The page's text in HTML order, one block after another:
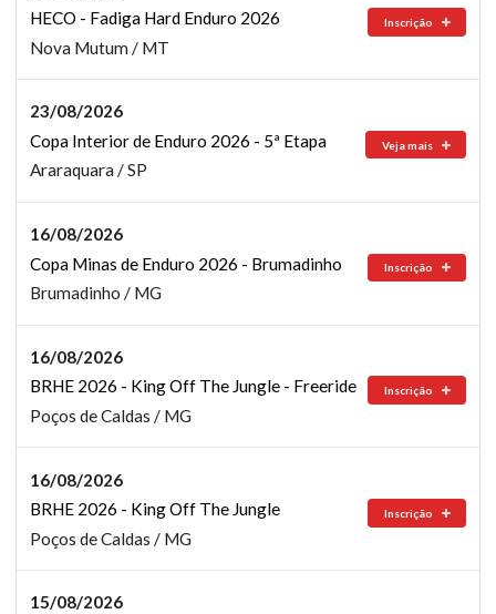
HECO - Fadiga Hard Enduro 2026
Inscrição
Nova Mutum / MT
23/08/2026
Copa Interior de Enduro 2026 - 5ª Etapa
Veja mais
Araraquara / SP
16/08/2026
Copa Minas de Enduro 2026 - Brumadinho
Inscrição
Brumadinho / MG
16/08/2026
BRHE 2026 - King Off The Jungle - Freeride
Inscrição
Poços de Caldas / MG
16/08/2026
BRHE 2026 - King Off The Jungle
Inscrição
Poços de Caldas / MG
15/08/2026